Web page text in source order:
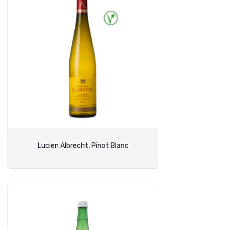
Lucien Albrecht, Pinot Blanc